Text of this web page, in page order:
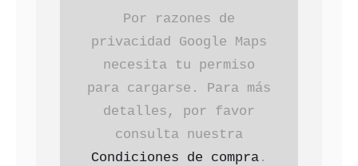
Por razones de
privacidad Google Maps
necesita tu permiso
para cargarse. Para más
detalles, por favor
consulta nuestra
Condiciones de compra .